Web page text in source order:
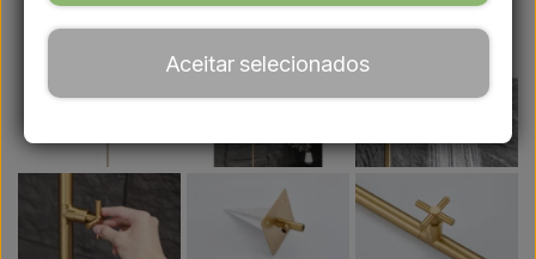
Aceitar selecionados